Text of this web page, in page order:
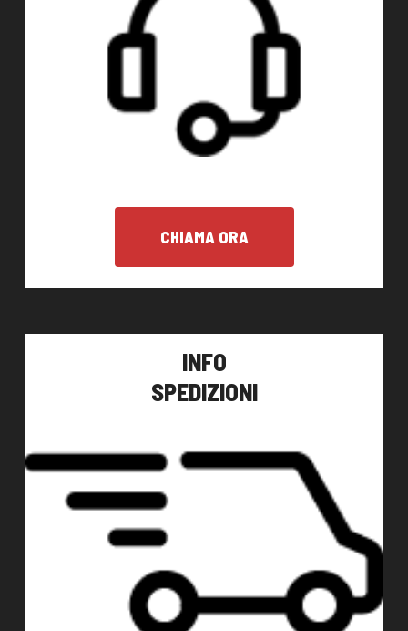
CHIAMA ORA
INFO
SPEDIZIONI